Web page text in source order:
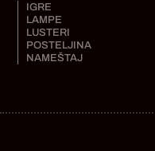
IGRE
LAMPE
LUSTERI
POSTELJINA
NAMEŠTAJ